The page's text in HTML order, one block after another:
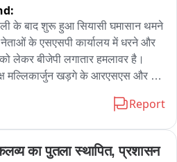
के बाद शुरू हुआ सियासी घमासान थमने
के एसएसपी कार्यालय में धरने और
लेकर बीजेपी लगातार हमलावर है।
मल्लिकार्जुन खड़गे के आरएसएस और
कांग्रेस के खिलाफ मोर्चा खोलते हुए
का आरोप लगाया। नारेबाजी में भाजपा के
चलेगा"
Report
का पुतला स्थापित, प्रशासन